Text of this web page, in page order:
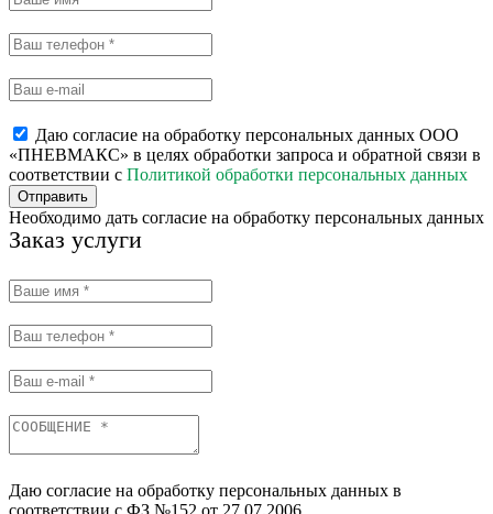
Даю согласие на обработку персональных данных ООО
«ПНЕВМАКС» в целях обработки запроса и обратной связи в
соответствии с Политикой обработки персональных данных
Отправить
Необходимо дать согласие на обработку персональных данных
Заказ услуги
Даю согласие на обработку персональных данных в
соответствии с ФЗ №152 от 27.07.2006